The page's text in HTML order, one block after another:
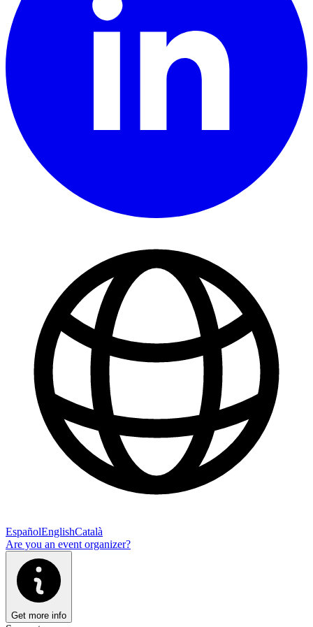
EspañolEnglishCatalà
Are you an event organizer?
Get more info